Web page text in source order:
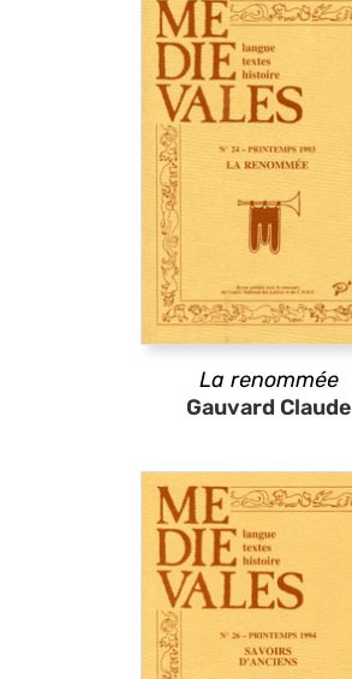
La renommée
Gauvard Claude